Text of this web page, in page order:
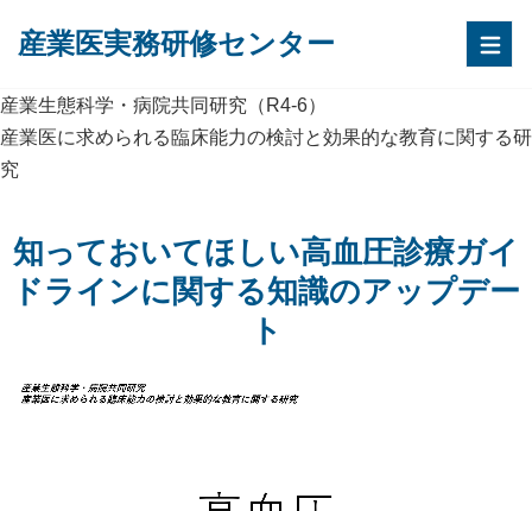
産業医実務研修センター
産業生態科学・病院共同研究（R4-6）
産業医に求められる臨床能力の検討と効果的な教育に関する研
究
知っておいてほしい高血圧診療ガイ
ドラインに関する知識のアップデー
ト